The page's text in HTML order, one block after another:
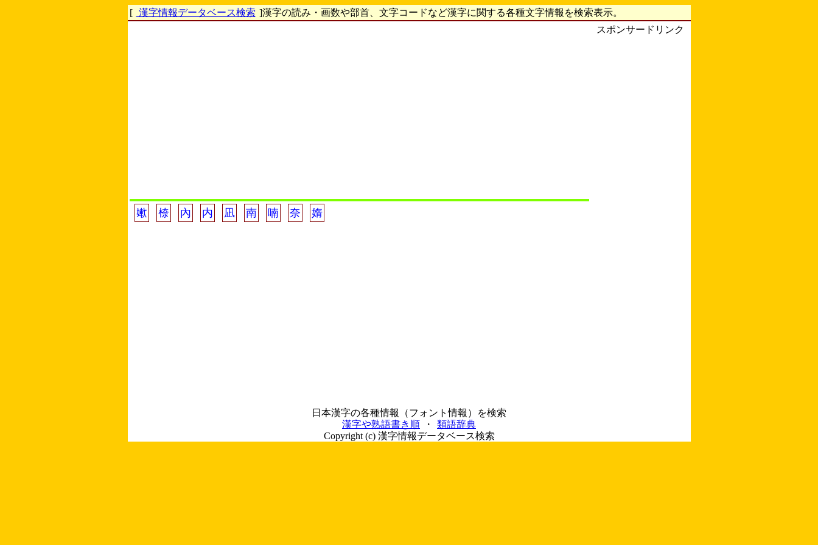
[ 漢字情報データベース検索 ]漢字の読み・画数や部首、文字コードなど漢字に関する各種文字情報を検索表示。
㜛 㮈 內 内 凪 南 喃 奈 媠
スポンサードリンク
日本漢字の各種情報（フォント情報）を検索
漢字や熟語書き順
・
類語辞典
Copyright (c) 漢字情報データベース検索